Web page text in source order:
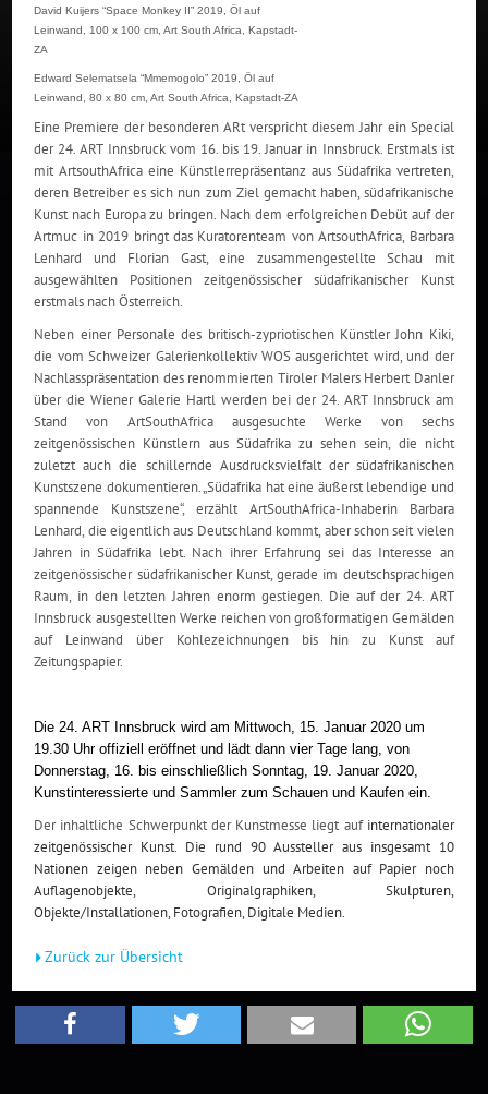
David Kuijers “Space Monkey II” 2019, Öl auf
Leinwand, 100 x 100 cm, Art South Africa, Kapstadt-
ZA
Edward Selematsela “Mmemogolo” 2019, Öl auf
Leinwand, 80 x 80 cm, Art South Africa, Kapstadt-ZA
Eine Premiere der besonderen ARt verspricht diesem Jahr ein Special
der 24. ART Innsbruck vom 16. bis 19. Januar in Innsbruck. Erstmals ist
mit ArtsouthAfrica eine Künstlerrepräsentanz aus Südafrika vertreten,
deren Betreiber es sich nun zum Ziel gemacht haben, südafrikanische
Kunst nach Europa zu bringen. Nach dem erfolgreichen Debüt auf der
Artmuc in 2019 bringt das Kuratorenteam von ArtsouthAfrica, Barbara
Lenhard und Florian Gast, eine zusammengestellte Schau mit
ausgewählten Positionen zeitgenössischer südafrikanischer Kunst
erstmals nach Österreich.
Neben einer Personale des britisch-zypriotischen Künstler John Kiki,
die vom Schweizer Galerienkollektiv WOS ausgerichtet wird, und der
Nachlasspräsentation des renommierten Tiroler Malers Herbert Danler
über die Wiener Galerie Hartl werden bei der 24. ART Innsbruck am
Stand von ArtSouthAfrica ausgesuchte Werke von sechs
zeitgenössischen Künstlern aus Südafrika zu sehen sein, die nicht
zuletzt auch die schillernde Ausdrucksvielfalt der südafrikanischen
Kunstszene dokumentieren. „Südafrika hat eine äußerst lebendige und
spannende Kunstszene“, erzählt ArtSouthAfrica-Inhaberin Barbara
Lenhard, die eigentlich aus Deutschland kommt, aber schon seit vielen
Jahren in Südafrika lebt. Nach ihrer Erfahrung sei das Interesse an
zeitgenössischer südafrikanischer Kunst, gerade im deutschsprachigen
Raum, in den letzten Jahren enorm gestiegen. Die auf der 24. ART
Innsbruck ausgestellten Werke reichen von großformatigen Gemälden
auf Leinwand über Kohlezeichnungen bis hin zu Kunst auf
Zeitungspapier.
Die 24. ART Innsbruck wird am Mittwoch, 15. Januar 2020 um
19.30 Uhr offiziell eröffnet und lädt dann vier Tage lang, von
Donnerstag, 16. bis einschließlich Sonntag, 19. Januar 2020,
Kunstinteressierte und Sammler zum Schauen und Kaufen ein.
Der inhaltliche Schwerpunkt der Kunstmesse liegt auf internationaler
zeitgenössischer Kunst. Die rund 90 Aussteller aus insgesamt 10
Nationen zeigen neben Gemälden und Arbeiten auf Papier noch
Auflagenobjekte, Originalgraphiken, Skulpturen,
Objekte/Installationen, Fotografien, Digitale Medien.
Zurück zur Übersicht